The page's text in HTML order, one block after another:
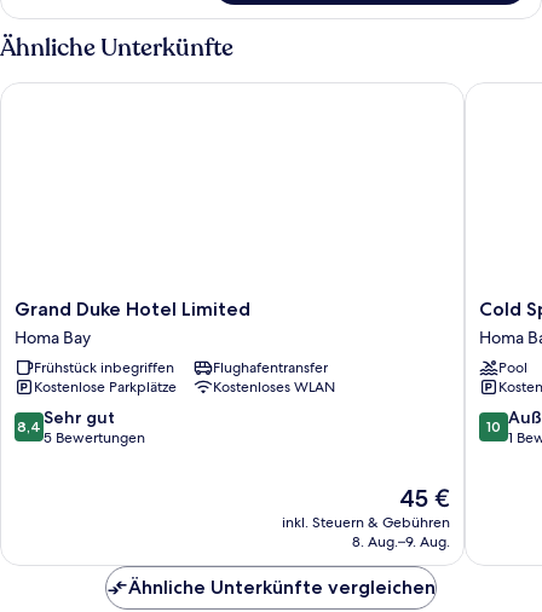
Doppelzimmer,
Stadtblick
Ähnliche Unterkünfte
Grand
Duke
Hotel
Limited
Homa
Bay
Grand Duke Hotel Limited
Homa Bay
Frühstück inbegriffen
Flughafentransfer
Kostenlose Parkplätze
Kostenloses WLAN
8.4
von
8,4 Sehr gut
5 Bewertungen
Der
Preis
beträgt
45 €
inkl. Steuern & Gebühren
8. Aug.–9. Aug.
Grand Duke Hotel Limited
Cold
Springs
Hotel
Homa
Bay
Cold
Homa
Pool
10.0
von
10
1
Cold
Ähnliche Unterkünfte vergleichen